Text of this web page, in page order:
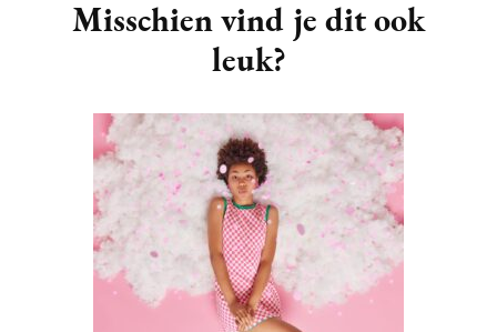
Navigation
Misschien vind je dit ook
leuk?